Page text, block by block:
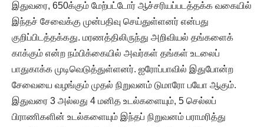
இதுவரை, 650க்கும் மேற்பட்டோர் ஆச்சரியப்படத்தக்க வகையில்
இந்தச் சேவைக்கு முன்பதிவு செய்துள்ளனர் என்பது
குறிப்பிடத்தக்கது. மரணத்திலிருந்து அறிவியல் தங்களைக்
காக்கும் என்ற நம்பிக்கையில் அவர்கள் தங்கள் உடலைப்
பாதுகாக்க முடிவெடுத்துள்ளனர். ஐரோப்பாவில் இதுபோன்ற
சேவையை வழங்கும் முதல் நிறுவனம் டுமாரோ பயோ ஆகும்.
இதுவரை 3 அல்லது 4 மனித உடல்களையும், 5 செல்லப்
பிராணிகளின் உடல்களையும் இந்தப் நிறுவனம் பராமரித்து